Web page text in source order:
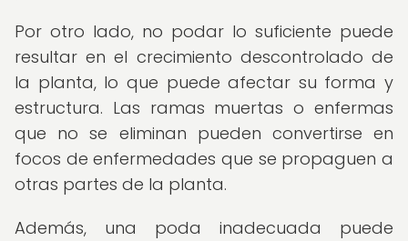
Por otro lado, no podar lo suficiente puede
resultar en el crecimiento descontrolado de
la planta, lo que puede afectar su forma y
estructura. Las ramas muertas o enfermas
que no se eliminan pueden convertirse en
focos de enfermedades que se propaguen a
otras partes de la planta.
Además, una poda inadecuada puede